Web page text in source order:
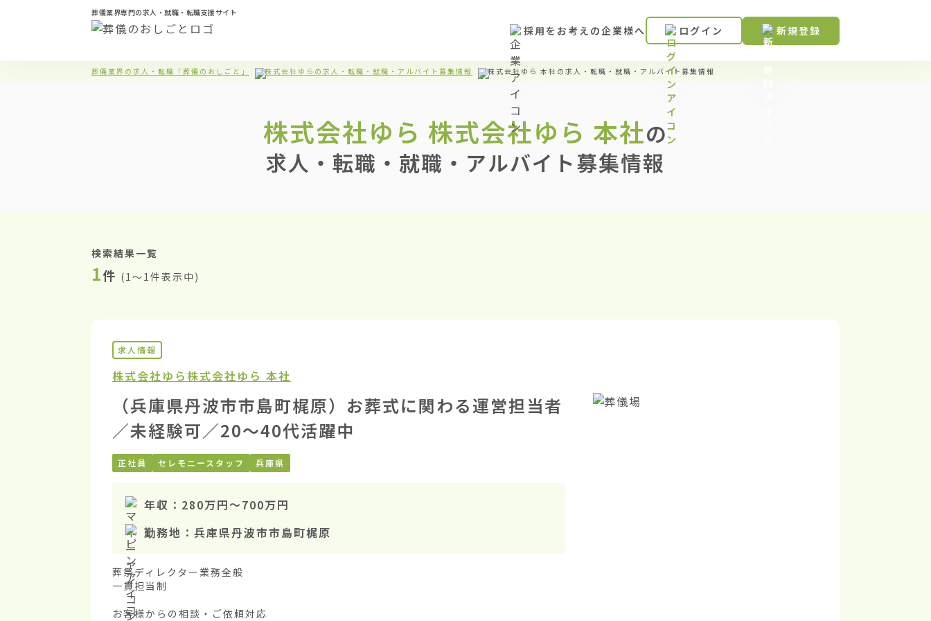
葬儀業界専門の求人・就職・転職支援サイト
採用をお考えの企業様へ ログイン 新規登録
葬儀業界の求人・転職「葬儀のおしごと」 株式会社ゆらの求人・転職・就職・アルバイト募集情報 株式会社ゆら 本社の求人・転職・就職・アルバイト募集情報
株式会社ゆら 株式会社ゆら 本社の
求人・転職・就職・アルバイト募集情報
検索結果一覧
1件 (1〜1件表示中)
求人情報
株式会社ゆら株式会社ゆら 本社
（兵庫県丹波市市島町梶原）お葬式に関わる運営担当者
／未経験可／20〜40代活躍中
正社員 セレモニースタッフ 兵庫県
年収： 280万円〜700万円
勤務地： 兵庫県丹波市市島町梶原
葬祭ディレクター業務全般
一貫担当制
お客様からの相談・ご依頼対応